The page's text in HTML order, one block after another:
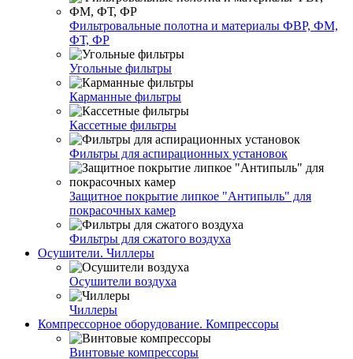
Фильтровальные полотна и материалы ФВР, ФМ,
ФТ, ФР
Угольные фильтры
Карманные фильтры
Кассетные фильтры
Фильтры для аспирационных установок
Защитное покрытие липкое "Антипыль" для
покрасочных камер
Фильтры для сжатого воздуха
Осушители. Чиллеры
Осушители воздуха
Чиллеры
Компрессорное оборудование. Компрессоры
Винтовые компрессоры